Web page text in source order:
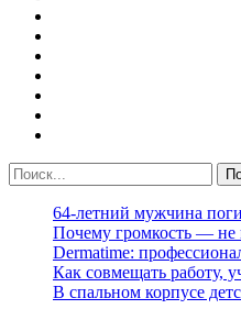
64-летний мужчина
Почему громкость — не
Dermatime:
Как совмещать работу,
В спальном корпусе